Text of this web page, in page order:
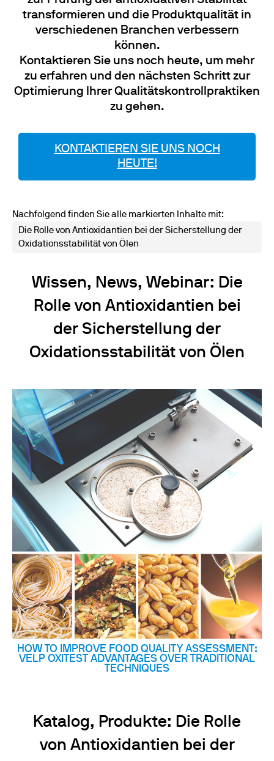
transformieren und die Produktqualität in
verschiedenen Branchen verbessern
können.
Kontaktieren Sie uns noch heute, um mehr
zu erfahren und den nächsten Schritt zur
Optimierung Ihrer Qualitätskontrollpraktiken
zu gehen.
KONTAKTIEREN SIE UNS NOCH
HEUTE!
Nachfolgend finden Sie alle markierten Inhalte mit:
Die Rolle von Antioxidantien bei der Sicherstellung der
Oxidationsstabilität von Ölen
Wissen, News, Webinar: Die
Rolle von Antioxidantien bei
der Sicherstellung der
Oxidationsstabilität von Ölen
HOW TO IMPROVE FOOD QUALITY ASSESSMENT:
VELP OXITEST ADVANTAGES OVER TRADITIONAL
TECHNIQUES
Katalog, Produkte: Die Rolle
von Antioxidantien bei der